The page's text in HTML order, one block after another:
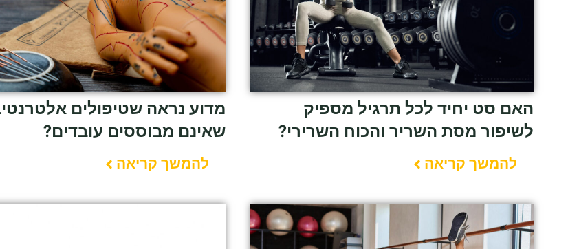
האם סט יחיד לכל תרגיל מספיק
לשיפור מסת השריר והכוח השרירי?
להמשך קריאה
מדוע נראה שטיפולים
שאינם מבוססים עובדים?
להמשך קריאה